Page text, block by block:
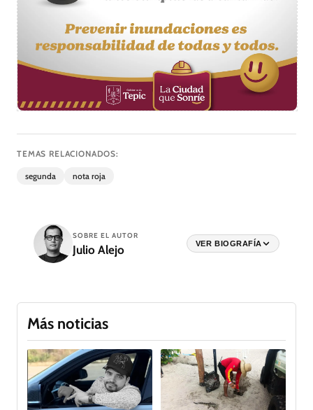
TEMAS RELACIONADOS:
segunda nota roja
SOBRE EL AUTOR
Julio Alejo VER BIOGRAFÍA
Más noticias